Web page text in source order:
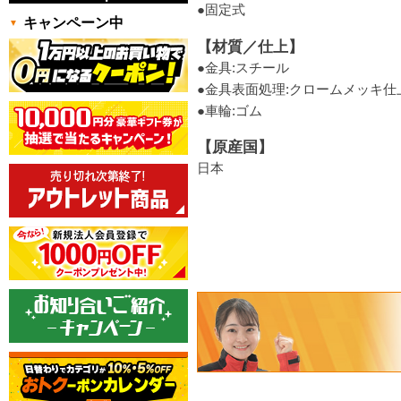
●固定式
【材質／仕上】
●金具:スチール
●金具表面処理:クロームメッキ仕
●車輪:ゴム
【原産国】
日本
キャンペーン中